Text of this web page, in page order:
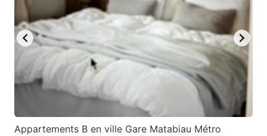
Appartements B en ville Gare Matabiau Métro